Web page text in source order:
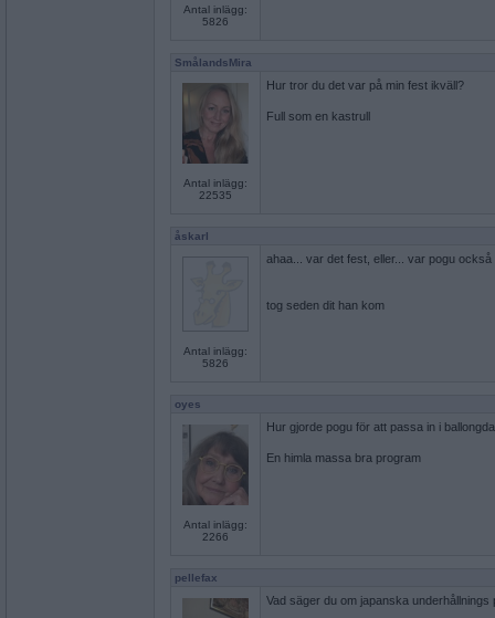
Antal inlägg:
5826
SmålandsMira
Antal inlägg:
22535
Hur tror du det var på min fest ikväll?
Full som en kastrull
åskarl
Antal inlägg:
5826
ahaa... var det fest, eller... var pogu också
tog seden dit han kom
oyes
Antal inlägg:
2266
Hur gjorde pogu för att passa in i
En himla massa bra program
pellefax
Vad säger du om japanska underhållnings